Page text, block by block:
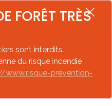
FORÊT TRÈS
sont interdits.
du risque incendie
www.risque-prevention-